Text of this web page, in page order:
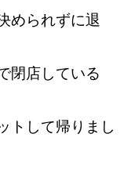
められずに退
閉店している
トして帰りまし